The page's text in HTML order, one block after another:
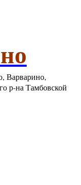
Варварино,
р-на Тамбовской